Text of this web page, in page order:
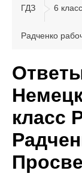
ГДЗ 6 класс
Радченко
класс